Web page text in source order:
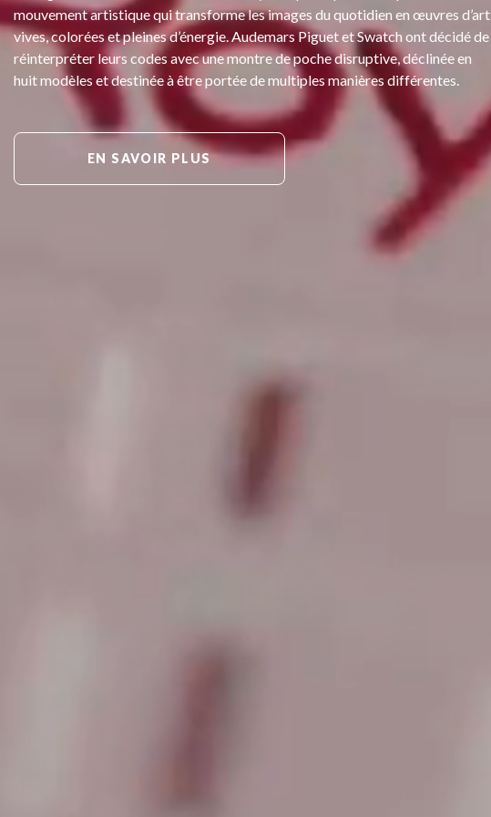
mouvement artistique qui transforme les images du quotidien en œuvres d’art
vives, colorées et pleines d’énergie. Audemars Piguet et Swatch ont décidé de
réinterpréter leurs codes avec une montre de poche disruptive, déclinée en
huit modèles et destinée à être portée de multiples manières différentes.
EN SAVOIR PLUS